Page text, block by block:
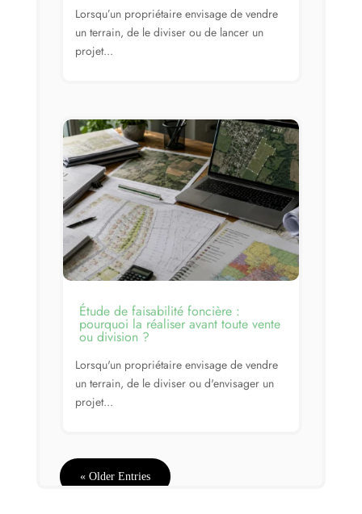
Lorsqu’un propriétaire envisage de vendre
un terrain, de le diviser ou de lancer un
projet...
Étude de faisabilité foncière :
pourquoi la réaliser avant toute vente
ou division ?
Lorsqu'un propriétaire envisage de vendre
un terrain, de le diviser ou d'envisager un
projet...
« Older Entries